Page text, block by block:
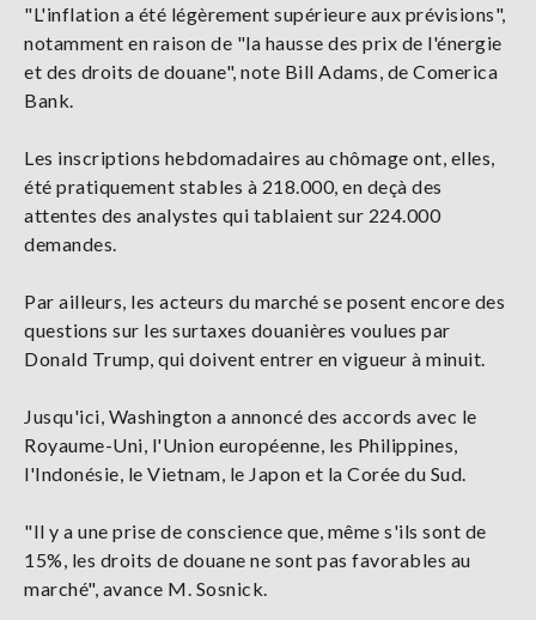
"L'inflation a été légèrement supérieure aux prévisions",
notamment en raison de "la hausse des prix de l'énergie
et des droits de douane", note Bill Adams, de Comerica
Bank.
Les inscriptions hebdomadaires au chômage ont, elles,
été pratiquement stables à 218.000, en deçà des
attentes des analystes qui tablaient sur 224.000
demandes.
Par ailleurs, les acteurs du marché se posent encore des
questions sur les surtaxes douanières voulues par
Donald Trump, qui doivent entrer en vigueur à minuit.
Jusqu'ici, Washington a annoncé des accords avec le
Royaume-Uni, l'Union européenne, les Philippines,
l'Indonésie, le Vietnam, le Japon et la Corée du Sud.
"Il y a une prise de conscience que, même s'ils sont de
15%, les droits de douane ne sont pas favorables au
marché", avance M. Sosnick.